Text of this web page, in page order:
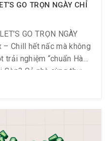
GO TRỌN NGÀY CHỈ
GO TRỌN NGÀY
Chill hết nấc mà không
nghiệm “chuẩn Hàn”
Cả nhà cùng thư
Làm đẹp, dưỡng da,